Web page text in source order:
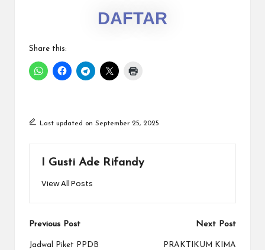
DAFTAR
Share this:
Last updated on September 25, 2025
I Gusti Ade Rifandy
View All Posts
Previous Post
Jadwal Piket PPDB
Next Post
PRAKTIKUM KIMA